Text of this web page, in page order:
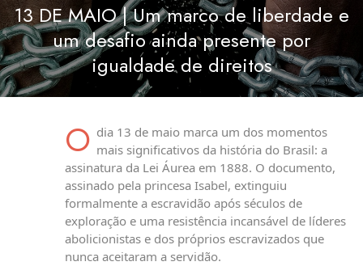
13 DE MAIO | Um marco de liberdade e
um desafio ainda presente por
igualdade de direitos
O dia 13 de maio marca um dos momentos
mais significativos da história do Brasil: a
assinatura da Lei Áurea em 1888. O documento,
assinado pela princesa Isabel, extinguiu
formalmente a escravidão após séculos de
exploração e uma resistência incansável de líderes
abolicionistas e dos próprios escravizados que
nunca aceitaram a servidão.